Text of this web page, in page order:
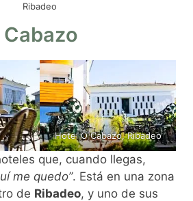
Ribadeo
Hotel O Cabazo, Ribadeo
que, cuando llegas,
me quedo”. Está en una zona
de Ribadeo, y uno de sus